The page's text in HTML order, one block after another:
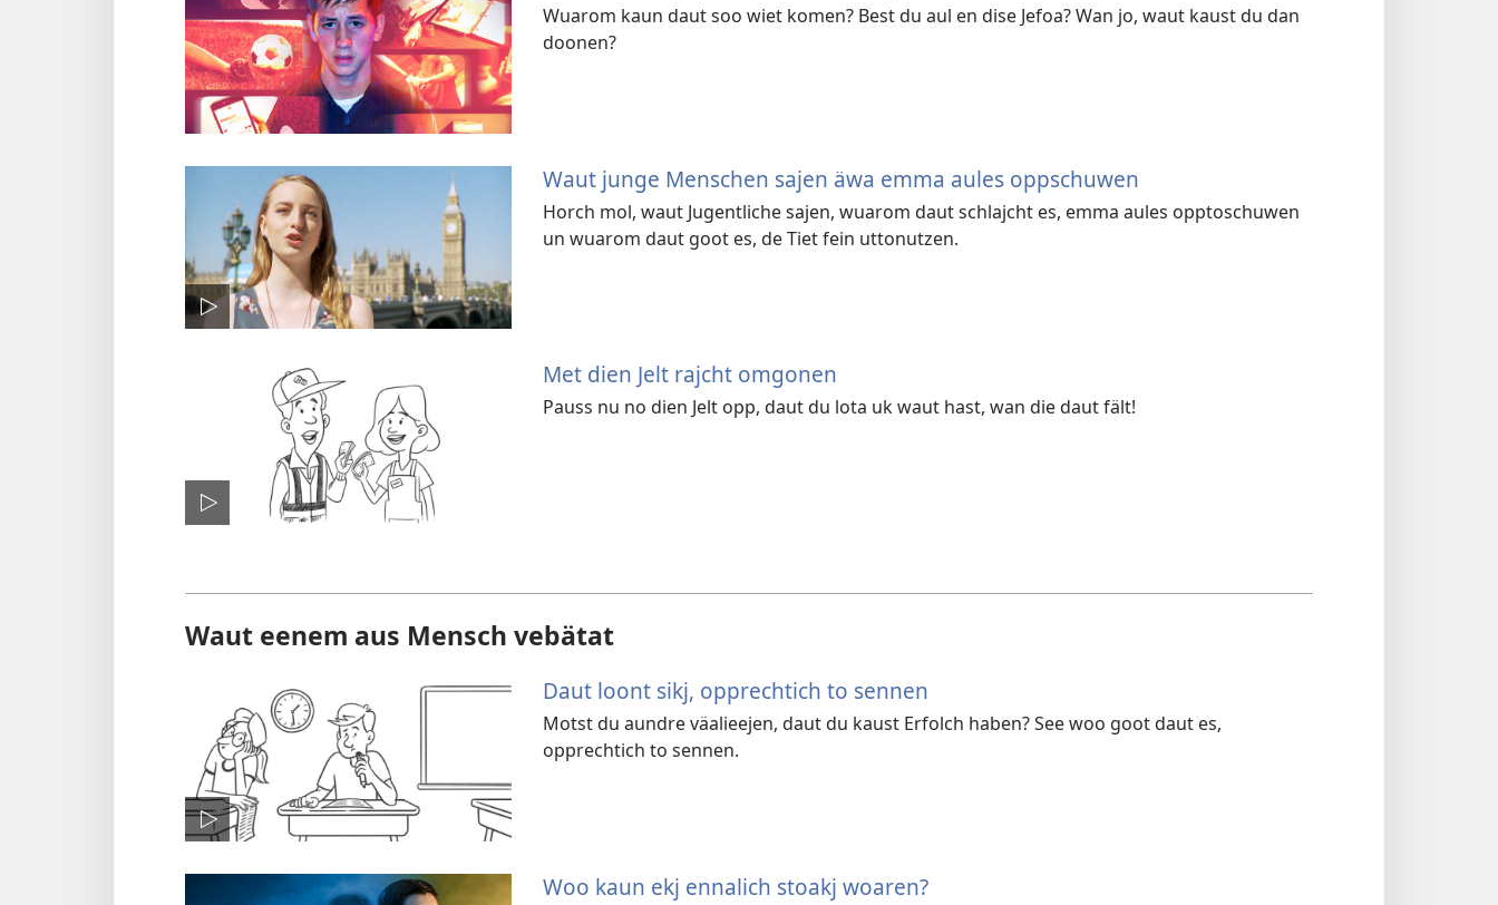
Wuarom kaun daut soo wiet komen? Best du aul en dise Jefoa? Wan jo, waut kaust du dan
doonen?
Waut junge Menschen sajen äwa emma aules oppschuwen
Horch mol, waut Jugentliche sajen, wuarom daut schlajcht es, emma aules opptoschuwen
un wuarom daut goot es, de Tiet fein uttonutzen.
Met dien Jelt rajcht omgonen
Pauss nu no dien Jelt opp, daut du lota uk waut hast, wan die daut fält!
Waut eenem aus Mensch vebätat
Daut loont sikj, opprechtich to sennen
Motst du aundre väalieejen, daut du kaust Erfolch haben? See woo goot daut es,
opprechtich to sennen.
Woo kaun ekj ennalich stoakj woaren?